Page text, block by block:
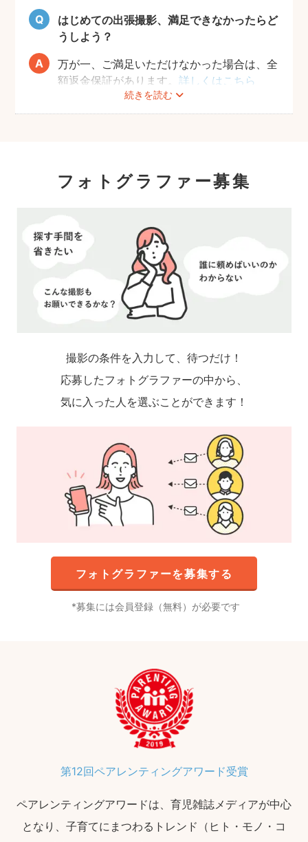
はじめての出張撮影、満足できなかったらど
うしよう？
続きを読む
万が一、ご満足いただけなかった場合は、全
額返金保証があります。詳しくはこちら
フォトグラファー募集
撮影の条件を入力して、待つだけ！
応募したフォトグラファーの中から、
気に入った人を選ぶことができます！
フォトグラファーを募集する
募集には会員登録（無料）が必要です
第12回ペアレンティングアワード受賞
ペアレンティングアワードは、育児雑誌メディアが中心
となり、子育てにまつわるトレンド（ヒト・モノ・コ